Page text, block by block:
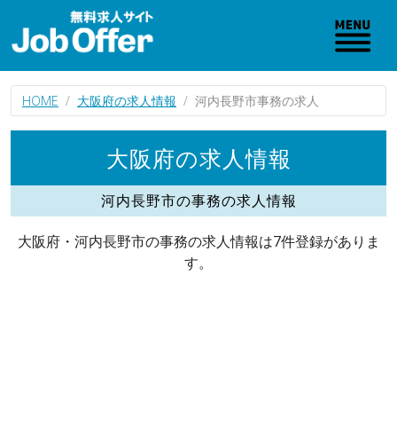
HOME 大阪府の求人情報 河内長野市事務の求人
大阪府の求人情報
河内長野市の事務の求人情報
大阪府・河内長野市の事務の求人情報は7件登録がありま
す。